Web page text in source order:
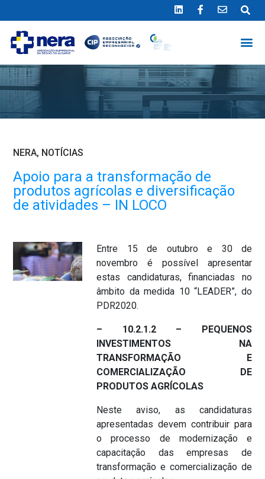
NERA, NOTÍCIAS
Apoio para a transformação de
produtos agrícolas e diversificação
de atividades – IN LOCO
Entre 15 de outubro e 30 de
novembro é possível apresentar
estas candidaturas, financiadas no
âmbito da medida 10 “LEADER”, do
PDR2020.
– 10.2.1.2 – PEQUENOS
INVESTIMENTOS NA
TRANSFORMAÇÃO E
COMERCIALIZAÇÃO DE
PRODUTOS AGRÍCOLAS
Neste aviso, as candidaturas
apresentadas devem contribuir para
o processo de modernização e
capacitação das empresas de
transformação e comercialização de